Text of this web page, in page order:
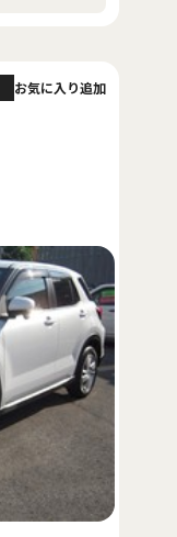
お気に入り追加